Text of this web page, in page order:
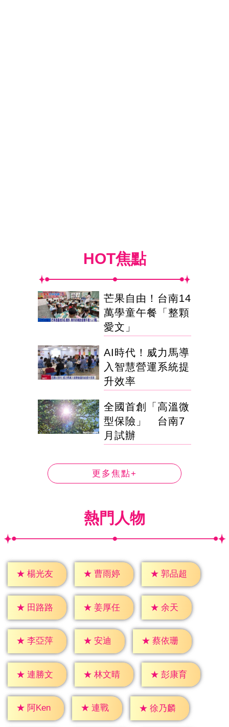
HOT焦點
芒果自由！台南14
萬學童午餐「整顆
愛文」
AI時代！威力馬導
入智慧營運系統提
升效率
全國首創「高溫微
型保險」 台南7
月試辦
更多焦點+
熱門人物
★ 楊光友 ★ 曹雨婷 ★ 郭品超
★ 田路路 ★ 姜厚任 ★ 余天
★ 李亞萍 ★ 安迪 ★ 蔡依珊
★ 連勝文 ★ 林文晴 ★ 彭康育
★ 阿Ken ★ 連戰 ★ 徐乃麟